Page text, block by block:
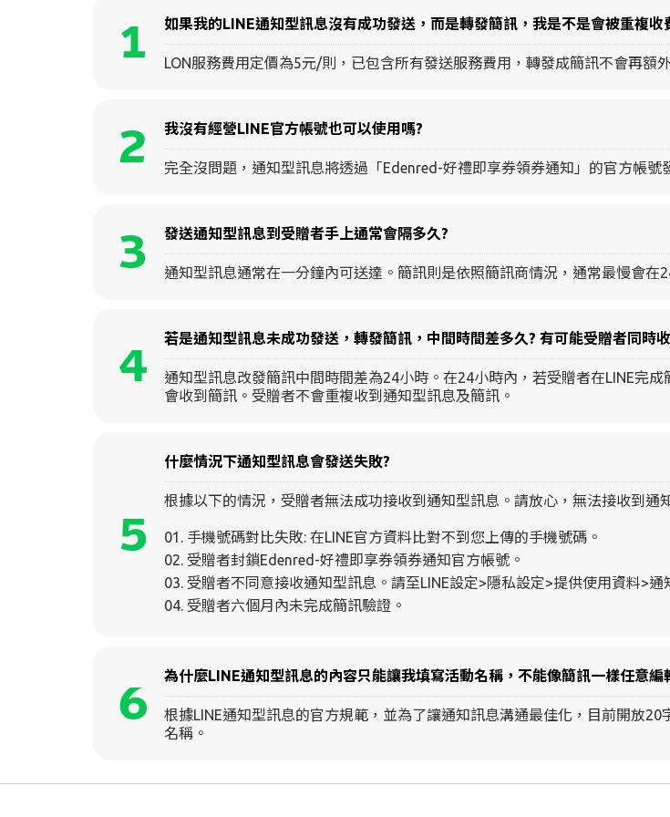
1 如果我的LINE通知型訊息沒有成功發送，而是轉發簡訊，我是不是會被重複收
LON服務費用定價為5元/則，已包含所有發送服務費用，轉發成簡訊不會再額
2 我沒有經營LINE官方帳號也可以使用嗎?
完全沒問題，通知型訊息將透過「Edenred-好禮即享券領券通知」的官方帳號
3 發送通知型訊息到受贈者手上通常會隔多久?
通知型訊息通常在一分鐘內可送達。簡訊則是依照簡訊商情況，通常最慢會在
4 若是通知型訊息未成功發送，轉發簡訊，中間時間差多久? 有可能受贈者同時
通知型訊息改發簡訊中間時間差為24小時。在24小時內，若受贈者在LINE完
會收到簡訊。受贈者不會重複收到通知型訊息及簡訊。
5
什麼情況下通知型訊息會發送失敗?
根據以下的情況，受贈者無法成功接收到通知型訊息。請放心，無法接收到通
手機號碼對比失敗: 在LINE官方資料比對不到您上傳的手機號碼。
受贈者封鎖Edenred-好禮即享券領券通知官方帳號。
受贈者不同意接收通知型訊息。請至LINE設定>隱私設定>提供使用資料>通
受贈者六個月內未完成簡訊驗證。
6 為什麼LINE通知型訊息的內容只能讓我填寫活動名稱，不能像簡訊一樣任意編
根據LINE通知型訊息的官方規範，並為了讓通知訊息溝通最佳化，目前開放
名稱。